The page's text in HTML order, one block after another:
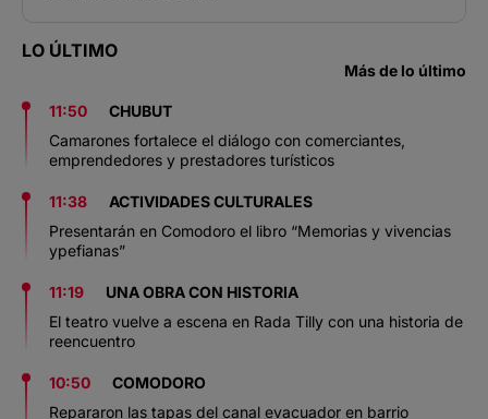
LO ÚLTIMO
Más de lo último
11:50
CHUBUT
Camarones fortalece el diálogo con comerciantes,
emprendedores y prestadores turísticos
11:38
ACTIVIDADES CULTURALES
Presentarán en Comodoro el libro “Memorias y vivencias
ypefianas”
11:19
UNA OBRA CON HISTORIA
El teatro vuelve a escena en Rada Tilly con una historia de
reencuentro
10:50
COMODORO
Repararon las tapas del canal evacuador en barrio